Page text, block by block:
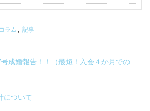
コラム , 記事
号成婚報告！！（最短！入会４か月での
について